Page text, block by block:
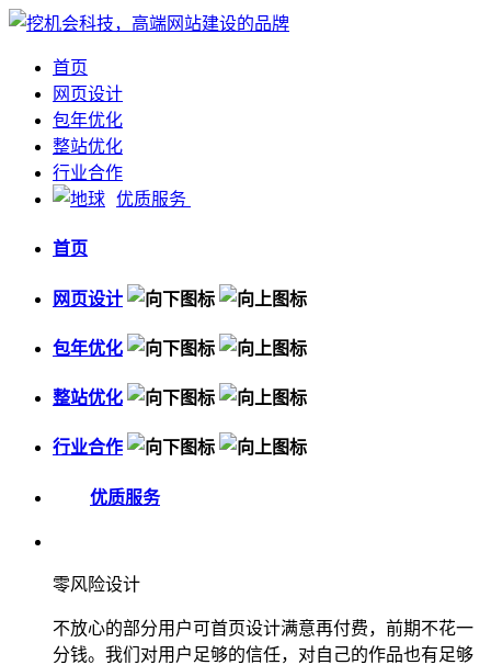
首页
网页设计
包年优化
整站优化
行业合作
优质服务
首页
网页设计
包年优化
整站优化
行业合作
优质服务
零风险设计
不放心的部分用户可首页设计满意再付费，前期不花一
分钱。我们对用户足够的信任，对自己的作品也有足够